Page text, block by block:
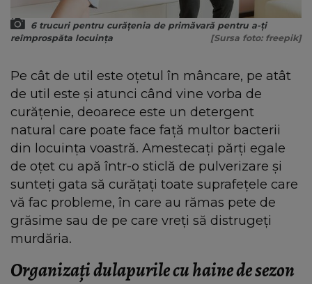
6 trucuri pentru curățenia de primăvară pentru a-ți
reîmprospăta locuința
[Sursa foto: freepik]
Pe cât de util este oțetul în mâncare, pe atât
de util este și atunci când vine vorba de
curățenie, deoarece este un detergent
natural care poate face față multor bacterii
din locuința voastră. Amestecați părți egale
de oțet cu apă într-o sticlă de pulverizare și
sunteți gata să curățați toate suprafețele care
vă fac probleme, în care au rămas pete de
grăsime sau de pe care vreți să distrugeți
murdăria.
Organizați dulapurile cu haine de sezon